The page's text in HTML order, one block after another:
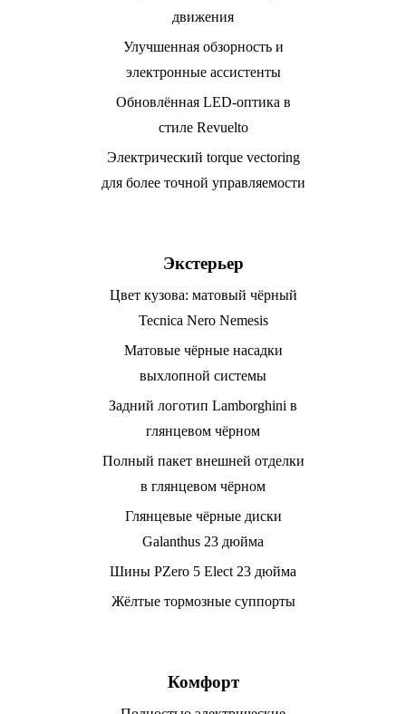
движения
Улучшенная обзорность и
электронные ассистенты
Обновлённая LED-оптика в
стиле Revuelto
Электрический torque vectoring
для более точной управляемости
Экстерьер
Цвет кузова: матовый чёрный
Tecnica Nero Nemesis
Матовые чёрные насадки
выхлопной системы
Задний логотип Lamborghini в
глянцевом чёрном
Полный пакет внешней отделки
в глянцевом чёрном
Глянцевые чёрные диски
Galanthus 23 дюйма
Шины PZero 5 Elect 23 дюйма
Жёлтые тормозные суппорты
Комфорт